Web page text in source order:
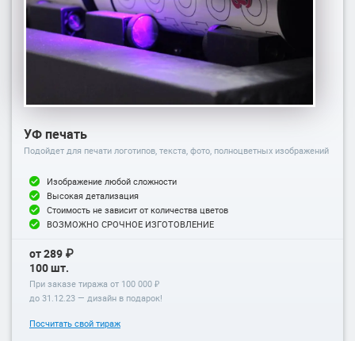
УФ печать
Подойдет для печати логотипов, текста, фото, полноцветных изображений
Изображение любой сложности
Высокая детализация
Стоимость не зависит от количества цветов
ВОЗМОЖНО СРОЧНОЕ ИЗГОТОВЛЕНИЕ
от 289 ₽
100 шт.
При заказе тиража от 100 000 ₽
до 31.12.23 — дизайн в подарок!
Посчитать свой тираж